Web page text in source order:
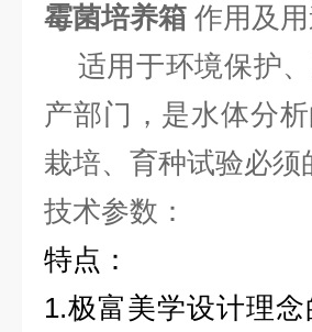
霉菌培养箱 作用及用
适用于环境保护
产部门，是水体分
栽培、育种试验必须
技术参数：
特点：
1.极富美学设计理